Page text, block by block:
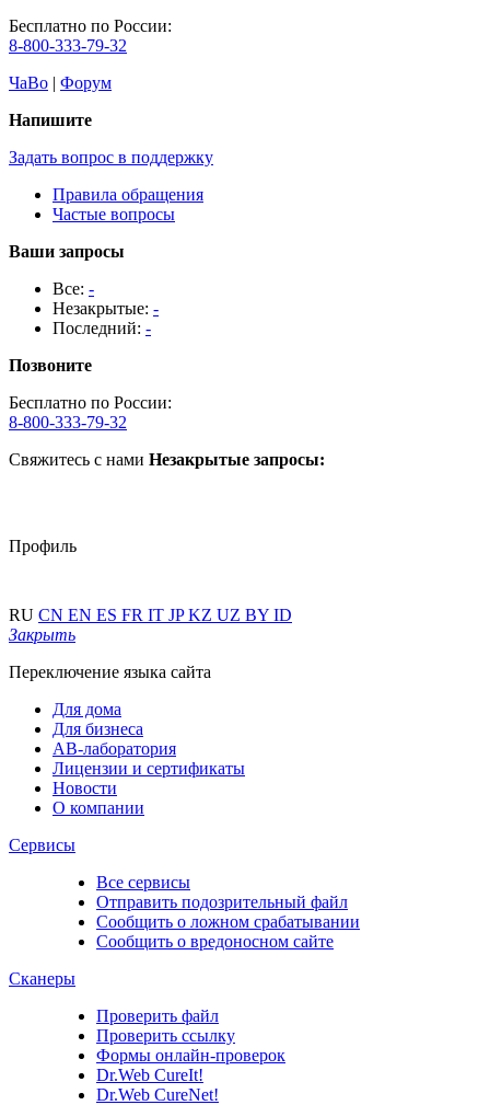
Бесплатно по России:
8-800-333-79-32
ЧаВо | Форум
Напишите
Задать вопрос в поддержку
Правила обращения
Частые вопросы
Ваши запросы
Все: -
Незакрытые: -
Последний: -
Позвоните
Бесплатно по России:
8-800-333-79-32
Свяжитесь с нами Незакрытые запросы:
Профиль
RU CN EN ES FR IT JPKZ UZ BY ID
Закрыть
Переключение языка сайта
Для дома
Для бизнеса
АВ-лаборатория
Лицензии и сертификаты
Новости
О компании
Сервисы
Все сервисы
Отправить подозрительный файл
Сообщить о ложном срабатывании
Сообщить о вредоносном сайте
Сканеры
Проверить файл
Проверить ссылку
Формы онлайн-проверок
Dr.Web CureIt!
Dr.Web CureNet!